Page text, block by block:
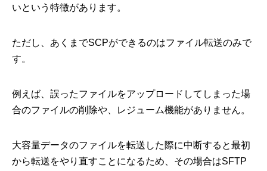
いという特徴があります。
ただし、あくまでSCPができるのはファイル転送のみで
す。
例えば、誤ったファイルをアップロードしてしまった場
合のファイルの削除や、レジューム機能がありません。
大容量データのファイルを転送した際に中断すると最初
から転送をやり直すことになるため、その場合はSFTP